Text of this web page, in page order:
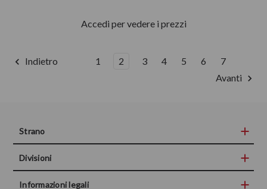
Accedi per vedere i prezzi
Indietro 1 2 3 4 5 6
7
Avanti
Strano
Divisioni
Informazioni legali